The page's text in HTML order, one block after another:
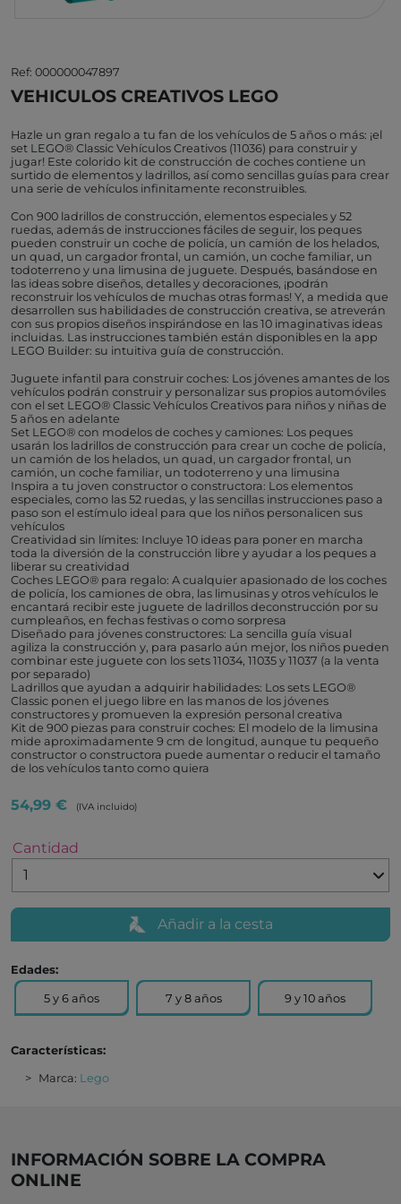
Ref: 000000047897
VEHICULOS CREATIVOS LEGO
Hazle un gran regalo a tu fan de los vehículos de 5 años o más: ¡el
set LEGO® Classic Vehículos Creativos (11036) para construir y
jugar! Este colorido kit de construcción de coches contiene un
surtido de elementos y ladrillos, así como sencillas guías para crear
una serie de vehículos infinitamente reconstruibles.
Con 900 ladrillos de construcción, elementos especiales y 52
ruedas, además de instrucciones fáciles de seguir, los peques
pueden construir un coche de policía, un camión de los helados,
un quad, un cargador frontal, un camión, un coche familiar, un
todoterreno y una limusina de juguete. Después, basándose en
las ideas sobre diseños, detalles y decoraciones, ¡podrán
reconstruir los vehículos de muchas otras formas! Y, a medida que
desarrollen sus habilidades de construcción creativa, se atreverán
con sus propios diseños inspirándose en las 10 imaginativas ideas
incluidas. Las instrucciones también están disponibles en la app
LEGO Builder: su intuitiva guía de construcción.
Juguete infantil para construir coches: Los jóvenes amantes de los
vehículos podrán construir y personalizar sus propios automóviles
con el set LEGO® Classic Vehículos Creativos para niños y niñas de
5 años en adelante
Set LEGO® con modelos de coches y camiones: Los peques
usarán los ladrillos de construcción para crear un coche de policía,
un camión de los helados, un quad, un cargador frontal, un
camión, un coche familiar, un todoterreno y una limusina
Inspira a tu joven constructor o constructora: Los elementos
especiales, como las 52 ruedas, y las sencillas instrucciones paso a
paso son el estímulo ideal para que los niños personalicen sus
vehículos
Creatividad sin límites: Incluye 10 ideas para poner en marcha
toda la diversión de la construcción libre y ayudar a los peques a
liberar su creatividad
Coches LEGO® para regalo: A cualquier apasionado de los coches
de policía, los camiones de obra, las limusinas y otros vehículos le
encantará recibir este juguete de ladrillos deconstrucción por su
cumpleaños, en fechas festivas o como sorpresa
Diseñado para jóvenes constructores: La sencilla guía visual
agiliza la construcción y, para pasarlo aún mejor, los niños pueden
combinar este juguete con los sets 11034, 11035 y 11037 (a la venta
por separado)
Ladrillos que ayudan a adquirir habilidades: Los sets LEGO®
Classic ponen el juego libre en las manos de los jóvenes
constructores y promueven la expresión personal creativa
Kit de 900 piezas para construir coches: El modelo de la limusina
mide aproximadamente 9 cm de longitud, aunque tu pequeño
constructor o constructora puede aumentar o reducir el tamaño
de los vehículos tanto como quiera
54,99 € (IVA incluido)
Cantidad
Añadir a la cesta
Edades:
5 y 6 años 7 y 8 años 9 y 10 años
Características:
Marca: Lego
INFORMACIÓN SOBRE LA COMPRA
ONLINE